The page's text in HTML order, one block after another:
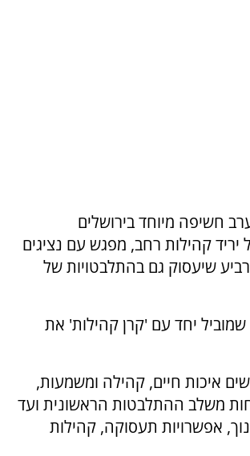
חשיפה מיוחד בירושלים
יריד קהילות רחב, מפגש עם נציגים
שיעסוק גם בהתלבטויות של
יחד עם 'קרן קהילות' את
איכות חיים, קהילה ומשמעות,
משלב ההתלבטות הראשונית ועד
אפשרויות תעסוקה, קהילות